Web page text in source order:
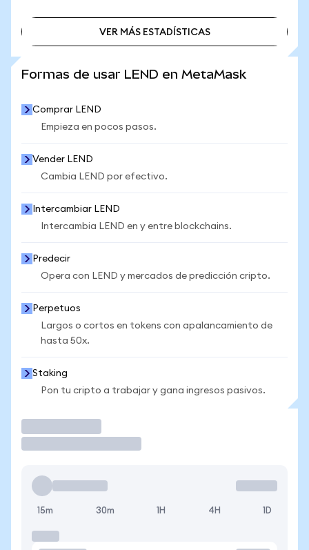
VER MÁS ESTADÍSTICAS
Formas de usar LEND en MetaMask
Comprar LEND
Empieza en pocos pasos.
Vender LEND
Cambia LEND por efectivo.
Intercambiar LEND
Intercambia LEND en y entre blockchains.
Predecir
Opera con LEND y mercados de predicción cripto.
Perpetuos
Largos o cortos en tokens con apalancamiento de
hasta 50x.
Staking
Pon tu cripto a trabajar y gana ingresos pasivos.
15m 30m 1H 4H 1D